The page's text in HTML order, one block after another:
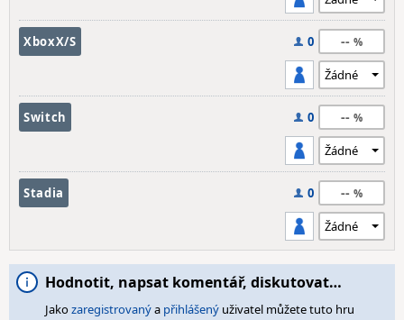
XboxX/S 0 --
Switch 0 --
Stadia 0 --
Hodnotit, napsat komentář, diskutovat…
Jakozaregistrovanýa přihlášený uživatel můžete tuto hru